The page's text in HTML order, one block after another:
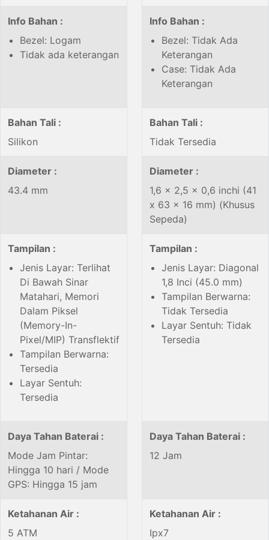
Info Bahan :
Bezel: Logam
Tidak ada keterangan
Info Bahan :
Bezel: Tidak Ada
Keterangan
Case: Tidak Ada
Keterangan
Bahan Tali :
Silikon
Bahan Tali :
Tidak Tersedia
Diameter :
43.4 mm
Diameter :
1,6 x 2,5 x 0,6 inchi (41
x 63 x 16 mm) (Khusus
Sepeda)
Tampilan :
Jenis Layar: Terlihat
Di Bawah Sinar
Matahari, Memori
Dalam Piksel
(Memory-In-
Pixel/MIP) Transflektif
Tampilan Berwarna:
Tersedia
Layar Sentuh:
Tersedia
Tampilan :
Jenis Layar: Diagonal
1,8 Inci (45.0 mm)
Tampilan Berwarna:
Tidak Tersedia
Layar Sentuh: Tidak
Tersedia
Daya Tahan Baterai :
Mode Jam Pintar:
Hingga 10 hari / Mode
GPS: Hingga 15 jam
Daya Tahan Baterai :
12 Jam
Ketahanan Air :
5 ATM
Ketahanan Air :
Ipx7